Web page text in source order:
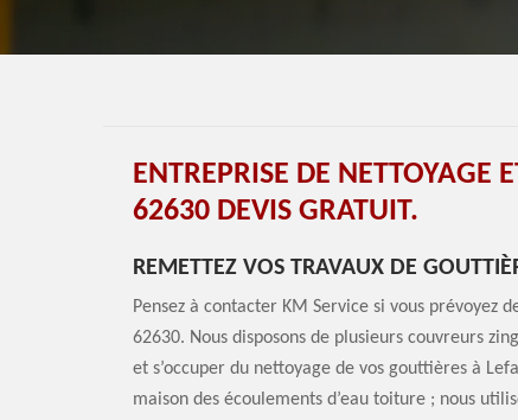
ENTREPRISE DE NETTOYAGE
62630 DEVIS GRATUIT.
REMETTEZ VOS TRAVAUX DE
Pensez à contacter KM Service si vous prévoyez
62630. Nous disposons de plusieurs couvreurs
et s’occuper du nettoyage de vos gouttières à
maison des écoulements d’eau toiture ; nous